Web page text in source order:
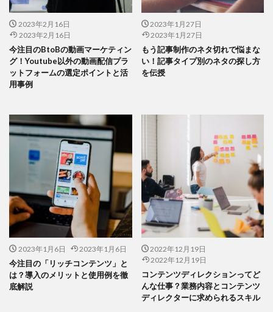
2023年2月16日
2023年2月16日
今注目のBtoBの動画マーケティン
グ！Youtube以外の動画配信プラ
ットフォームの選定ポイントと活
用事例
2023年1月27日
2023年1月27日
もう記事制作のネタ切れで悩まな
い！記事タイプ別のネタの探し方
を伝授
2023年1月6日 2023年1月6日
今注目の「リッチコンテンツ」と
は？導入のメリットと使用例を徹
底解説
2022年12月19日
2022年12月19日
コンテンツディレクションってど
んな仕事？業務内容とコンテンツ
ディレクターに求められるスキル